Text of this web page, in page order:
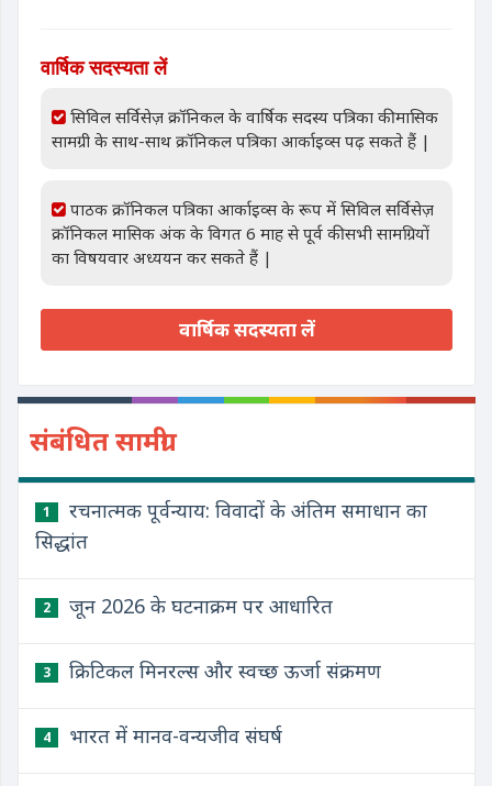
वार्षिक सदस्यता लें
सिविल सर्विसेज़ क्रॉनिकल के वार्षिक सदस्य पत्रिका की मासिक
सामग्री के साथ-साथ क्रॉनिकल पत्रिका आर्काइव्स पढ़ सकते हैं |
पाठक क्रॉनिकल पत्रिका आर्काइव्स के रूप में सिविल सर्विसेज़
क्रॉनिकल मासिक अंक के विगत 6 माह से पूर्व की सभी सामग्रियों
का विषयवार अध्ययन कर सकते हैं |
वार्षिक सदस्यता लें
संबंधित सामग्री
1
रचनात्मक पूर्वन्याय: विवादों के अंतिम समाधान का
सिद्धांत
2 जून 2026 के घटनाक्रम पर आधारित
3 क्रिटिकल मिनरल्स और स्वच्छ ऊर्जा संक्रमण
4 भारत में मानव-वन्यजीव संघर्ष